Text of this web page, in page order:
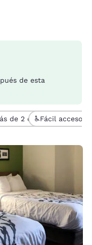
de esta
de 2 camas (1)Fácil acceso (1)